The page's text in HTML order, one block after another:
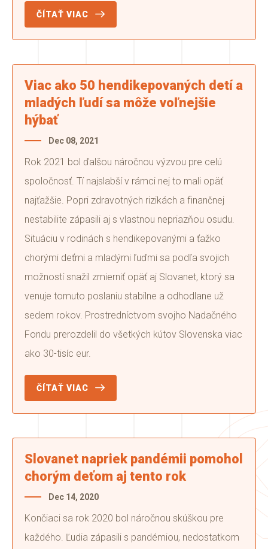
ČÍTAŤ VIAC
Viac ako 50 hendikepovaných detí a
mladých ľudí sa môže voľnejšie
hýbať
Dec 08, 2021
Rok 2021 bol ďalšou náročnou výzvou pre celú
spoločnosť. Tí najslabší v rámci nej to mali opäť
najťažšie. Popri zdravotných rizikách a finančnej
nestabilite zápasili aj s vlastnou nepriazňou osudu.
Situáciu v rodinách s hendikepovanými a ťažko
chorými deťmi a mladými ľuďmi sa podľa svojich
možností snažil zmierniť opäť aj Slovanet, ktorý sa
venuje tomuto poslaniu stabilne a odhodlane už
sedem rokov. Prostredníctvom svojho Nadačného
Fondu prerozdelil do všetkých kútov Slovenska viac
ako 30-tisíc eur.
ČÍTAŤ VIAC
Slovanet napriek pandémii pomohol
chorým deťom aj tento rok
Dec 14, 2020
Končiaci sa rok 2020 bol náročnou skúškou pre
každého. Ľudia zápasili s pandémiou, nedostatkom